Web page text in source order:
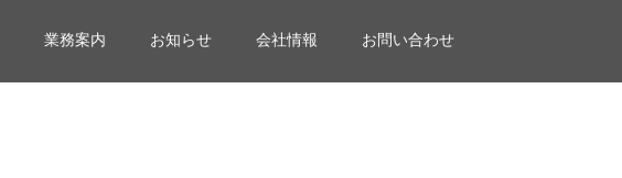
業務案内 お知らせ 会社情報 お問い合わせ